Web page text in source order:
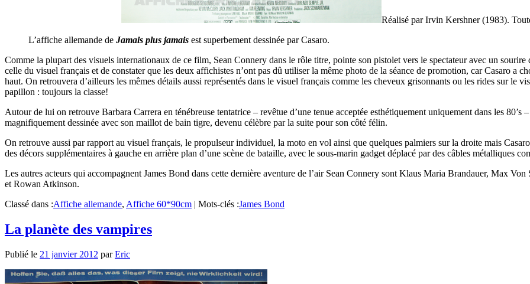
Réalisé par Irvin Kershner (1983).
L’affiche allemande de Jamais plus jamais est superbement dessinée par Casaro.
Comme la plupart des visuels internationaux de ce film, Sean Connery dans le rôle titre, pointe son pistolet vers le spectateur avec un
celle du visuel français et de constater que les deux affichistes n’ont pas dû utiliser la même photo de la séance de promotion, car Casaro a
haut. On retrouvera d’ailleurs les mêmes détails aussi représentés dans le visuel français comme les cheveux grisonnants ou les rides sur le
papillon : toujours la classe!
Autour de lui on retrouve Barbara Carrera en ténébreuse tentatrice – revêtue d’une tenue acceptée esthétiquement uniquement dans les
magnifiquement dessinée avec son maillot de bain tigre, devenu célèbre par la suite pour son côté félin.
On retrouve aussi par rapport au visuel français, le propulseur individuel, la moto en vol ainsi que quelques palmiers sur la droite mais
des décors supplémentaires à gauche en arrière plan d’une scène de bataille, avec le sous-marin gadget déplacé par des câbles métalliques
Les autres acteurs qui accompagnent James Bond dans cette dernière aventure de l’air Sean Connery sont Klaus Maria Brandauer, Max
et Rowan Atkinson.
Classé dans :Affiche allemande, Affiche 60*90cm | Mots-clés :James Bond
La planète des vampires
Publié le 21 janvier 2012 parEric